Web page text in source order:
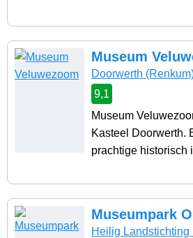
Museum
Doorwerth
9,1
Museum
Kasteel Doorwerth.
prachtige historisch
Museumpark
Heilig Landstichting